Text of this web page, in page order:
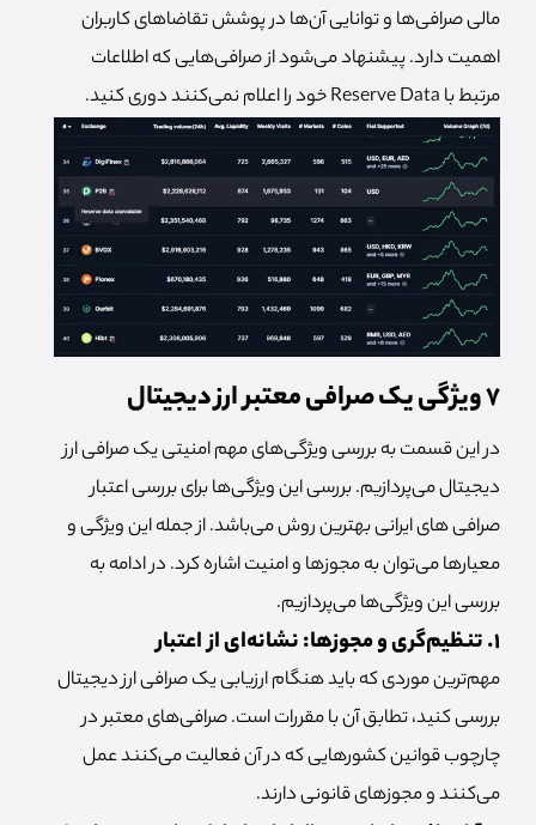
مالی صرافی‌ها و توانایی آن‌ها در پوشش تقاضاهای کاربران
اهمیت دارد. پیشنهاد می‌شود از صرافی‌هایی که اطلاعات
مرتبط با Reserve Data خود را اعلام نمی‌کنند دوری کنید.
۷ ویژگی یک صرافی معتبر ارز دیجیتال
در این قسمت به بررسی ویژگی‌های مهم امنیتی یک صرافی ارز
دیجیتال می‌پردازیم. بررسی این ویژگی‌ها برای بررسی اعتبار
صرافی های ایرانی بهترین روش می‌باشد. از جمله این ویژگی و
معیارها می‌توان به مجوزها و امنیت اشاره کرد. در ادامه به
بررسی این ویژگی‌ها می‌پردازیم.
۱. تنظیم‌گری و مجوزها: نشانه‌ای از اعتبار
مهم‌ترین موردی که باید هنگام ارزیابی یک صرافی ارز دیجیتال
بررسی کنید، تطابق آن با مقررات است. صرافی‌های معتبر در
چارچوب قوانین کشورهایی که در آن فعالیت می‌کنند عمل
می‌کنند و مجوزهای قانونی دارند.